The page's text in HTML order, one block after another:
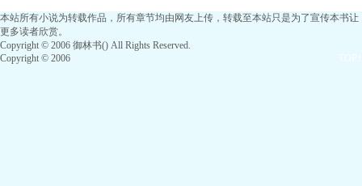
本站所有小说为转载作品，所有章节均由网友上传，转载至本站只是为了宣传本书让
更多读者欣赏。
Copyright © 2006 御林书() All Rights Reserved.
Copyright © 2006